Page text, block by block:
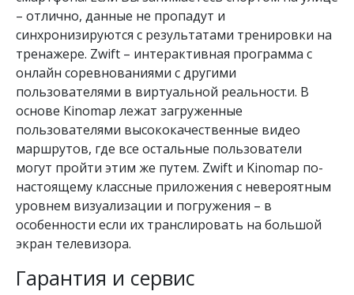
– отлично, данные не пропадут и
синхронизируются с результатами тренировки на
тренажере. Zwift – интерактивная программа с
онлайн соревнованиями с другими
пользователями в виртуальной реальности. В
основе Kinomap лежат загруженные
пользователями высококачественные видео
маршрутов, где все остальные пользователи
могут пройти этим же путем. Zwift и Kinomap по-
настоящему классные приложения с невероятным
уровнем визуализации и погружения – в
особенности если их транслировать на большой
экран телевизора.
Гарантия и сервис